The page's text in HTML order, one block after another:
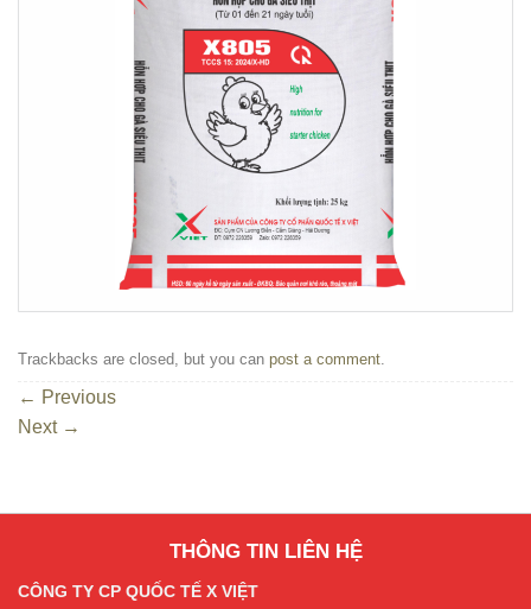
Trackbacks are closed, but you can post a comment.
← Previous
Next →
THÔNG TIN LIÊN HỆ
CÔNG TY CP QUỐC TẾ X VIỆT